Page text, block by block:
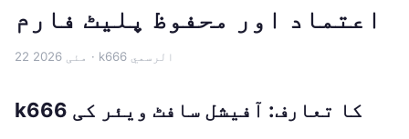
اعتماد اور محفوظ پلیٹ فارم
22 مئی 2026 · k666 الرسمي
k666 کا تعارف: آفیشل سافٹ ویئر کی